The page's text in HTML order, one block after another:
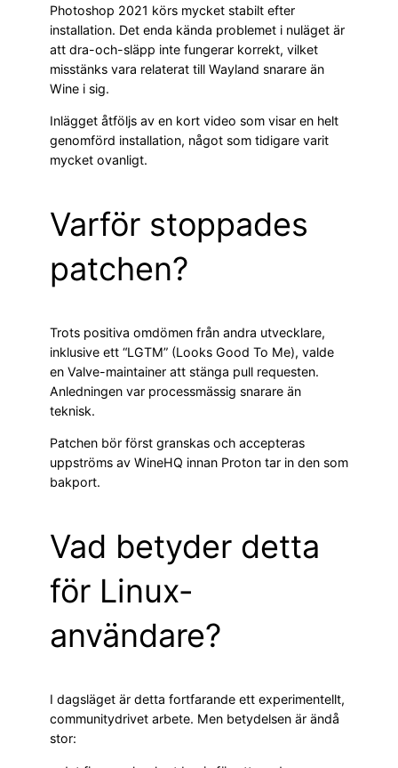
Photoshop 2021 körs mycket stabilt efter
installation. Det enda kända problemet i nuläget är
att dra-och-släpp inte fungerar korrekt, vilket
misstänks vara relaterat till Wayland snarare än
Wine i sig.
Inlägget åtföljs av en kort video som visar en helt
genomförd installation, något som tidigare varit
mycket ovanligt.
Varför stoppades
patchen?
Trots positiva omdömen från andra utvecklare,
inklusive ett “LGTM” (Looks Good To Me), valde
en Valve-maintainer att stänga pull requesten.
Anledningen var processmässig snarare än
teknisk.
Patchen bör först granskas och accepteras
uppströms av WineHQ innan Proton tar in den som
bakport.
Vad betyder detta
för Linux-
användare?
I dagsläget är detta fortfarande ett experimentellt,
communitydrivet arbete. Men betydelsen är ändå
stor: